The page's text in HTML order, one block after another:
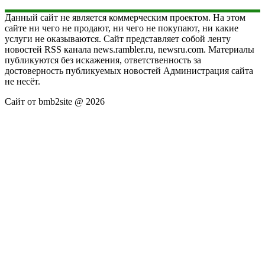
Данный сайт не является коммерческим проектом. На этом
сайте ни чего не продают, ни чего не покупают, ни какие
услуги не оказываются. Сайт представляет собой ленту
новостей RSS канала news.rambler.ru, newsru.com. Материалы
публикуются без искажения, ответственность за
достоверность публикуемых новостей Администрация сайта
не несёт.
Сайт от bmb2site @ 2026